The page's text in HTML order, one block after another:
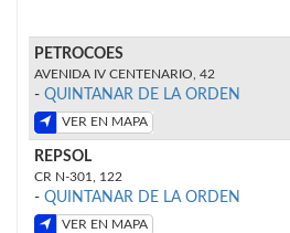
PETROCOES
AVENIDA IV CENTENARIO, 42
- QUINTANAR DE LA ORDEN
VER EN MAPA
REPSOL
CR N-301, 122
- QUINTANAR DE LA ORDEN
VER EN MAPA